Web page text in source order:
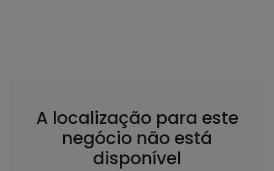
A localização para este
negócio não está
disponível